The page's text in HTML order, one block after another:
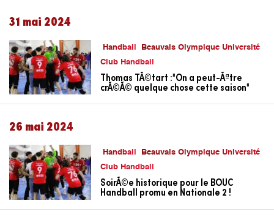
31 mai 2024
Handball
Beauvais Olympique Université
Club Handball
Thomas TÃ©tart :"On a peut-Ãªtre
crÃ©Ã© quelque chose cette saison"
26 mai 2024
Handball
Beauvais Olympique Université
Club Handball
SoirÃ©e historique pour le BOUC
Handball promu en Nationale 2 !